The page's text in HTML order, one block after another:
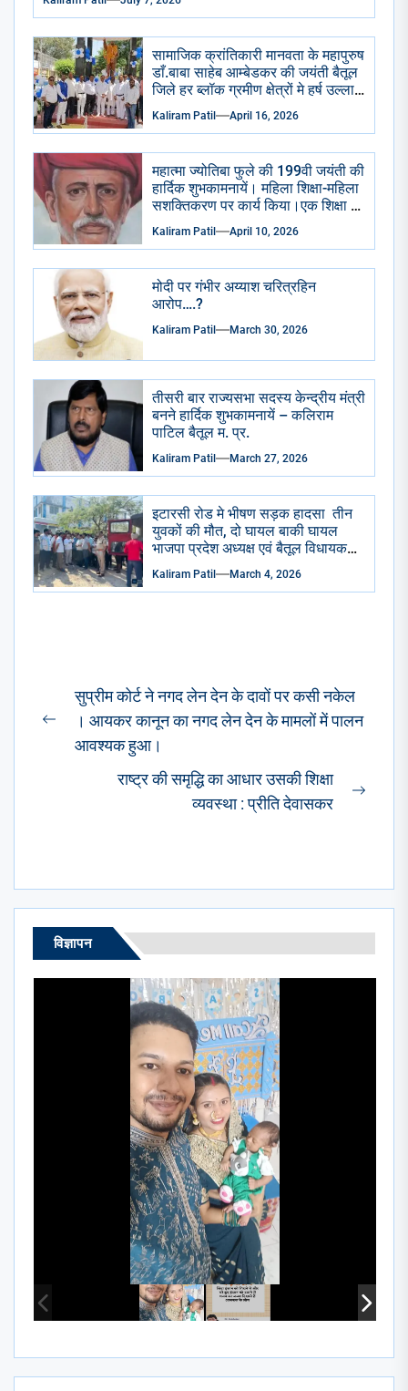
सामाजिक क्रांतिकारी मानवता के महापुरुष
डाँ.बाबा साहेब आम्बेडकर की जयंती बैतूल
जिले हर ब्लॉक ग्रमीण क्षेत्रों मे हर्ष उल्लास
से मनाई गई सभी सामाजिक राजनैतिक
प्रमुख संगठन भाजपा आप कांग्रेसीयो ने
अभिवादन किया . केक काटा गया ढोल
ढमाके साथ रैली निकाली गई।
Kaliram Patil April 16, 2026
महात्मा ज्योतिबा फुले की 199वी जयंती की
हार्दिक शुभकामनायें। महिला शिक्षा-महिला
सशक्तिकरण पर कार्य किया।एक शिक्षा के
अभाव मे शुद्रो का पतन हुआ है।
Kaliram Patil April 10, 2026
मोदी पर गंभीर अय्याश चरित्रहिन
आरोप….?
Kaliram Patil March 30, 2026
तीसरी बार राज्यसभा सदस्य केन्द्रीय मंत्री
बनने हार्दिक शुभकामनायें – कलिराम
पाटिल बैतूल म. प्र.
Kaliram Patil March 27, 2026
इटारसी रोड मे भीषण सड़क हादसा तीन
युवकों की मौत, दो घायल बाकी घायल
भाजपा प्रदेश अध्यक्ष एवं बैतूल विधायक
हेमंत खंडेलवाल ने जिला अस्पताल
पहुंचकर जताया शोक घायलों के समुचित
Kaliram Patil March 4, 2026
Post
navigation
Previous
सुप्रीम कोर्ट ने नगद लेन देन के दावों पर कसी नकेल
। आयकर कानून का नगद लेन देन के मामलों में पालन
आवश्यक हुआ।
राष्ट्र की समृद्धि का आधार उसकी शिक्षा
व्यवस्था : प्रीति देवासकर
विज्ञापन